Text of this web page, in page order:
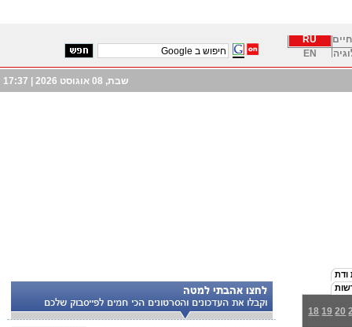
RU
EN
שבת, 08 אוגוסט 2026 | 17:37
ודת
18 19 20